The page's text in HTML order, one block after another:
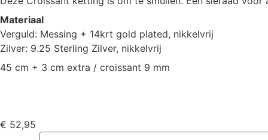
Materiaal
Verguld: Messing + 14krt gold plated, nikkelvrij
Zilver: 9.25 Sterling Zilver, nikkelvrij
45 cm + 3 cm extra / croissant 9 mm
€ 52,95